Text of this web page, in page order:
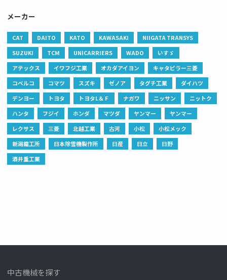
メーカー
CAT DAITO KATO KAWASAKI
NIIGATA TRANSYS
SUZUKI
TCM UNICARRIERS WADO
いすゞ
アテックス
イワフジ工業 オカダアイヨン
キャタピラー三菱
コベルコ
コマツ スズキ ゼノア タグチ工業
ダイハツ
デンヨー
トヨタ トヨタL＆Ｆ ナガワ ニッサン
ニットク
ハンタ
フジイ ホンダ マツダ ヤンマー
ヤンマー
レクサス
三菱 北越工業 古河 小松
小松メック
新潟鐵工所
日本除雪機製作所 日産 日立
日野
酒井重工業
中古機械を探す